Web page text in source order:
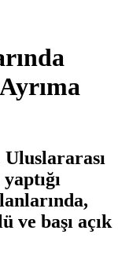
ve başı açık